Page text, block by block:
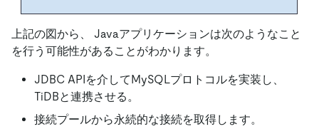
上記の図から、 Javaアプリケーションは次のようなこと
を行う可能性があることがわかります。
JDBC APIを介してMySQLプロトコルを実装し、
TiDBと連携させる。
接続プールから永続的な接続を取得します。